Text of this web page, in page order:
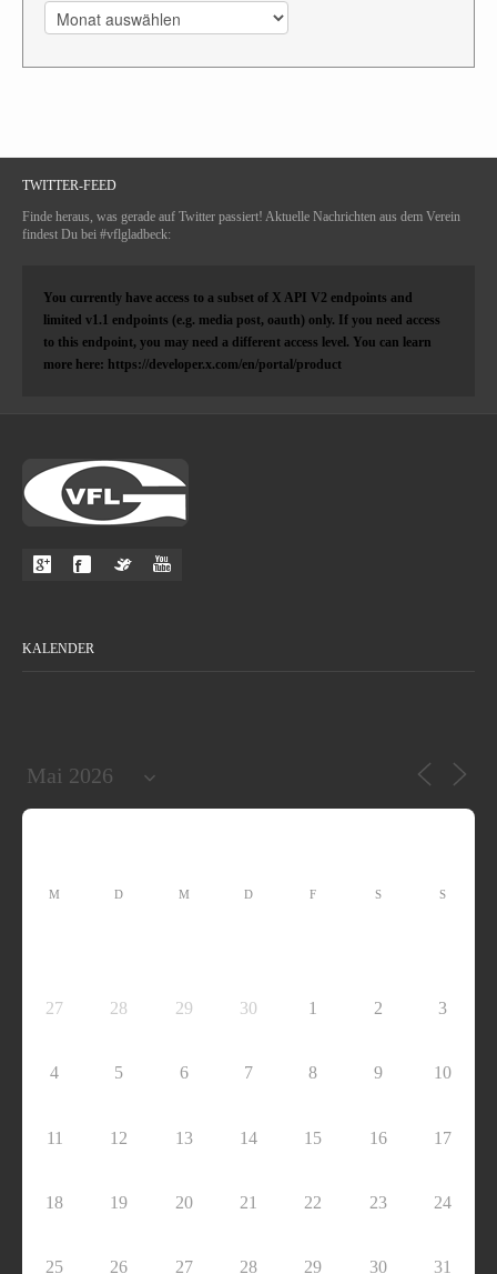
Archiv
TWITTER-FEED
Finde heraus, was gerade auf Twitter passiert! Aktuelle Nachrichten aus dem Verein
findest Du bei #vflgladbeck:
You currently have access to a subset of X API V2 endpoints and
limited v1.1 endpoints (e.g. media post, oauth) only. If you need access
to this endpoint, you may need a different access level. You can learn
more here: https://developer.x.com/en/portal/product
KALENDER
M D M D F S S
27 28 29 30 1 2 3
4 5 6 7 8 9 10
11 12 13 14 15 16 17
18 19 20 21 22 23 24
25 26 27 28 29 30 31